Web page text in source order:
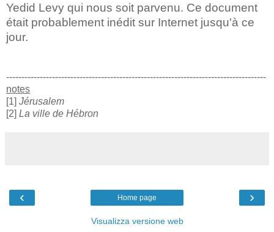
Yedid Levy qui nous soit parvenu. Ce document
était probablement inédit sur Internet jusqu'à ce
jour.
-------------------------------------------------------------------------------------
notes
[1] Jérusalem
[2] La ville de Hébron
‹ ›
Home page
Visualizza versione web